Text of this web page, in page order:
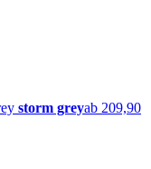
storm greyab 209,90